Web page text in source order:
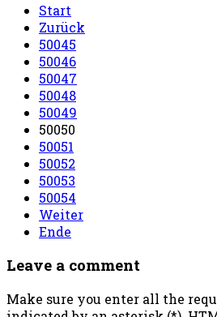
Start
Zurück
50045
50046
50047
50048
50049
50050
50051
50052
50053
50054
Weiter
Ende
Leave a comment
Make sure you enter all the